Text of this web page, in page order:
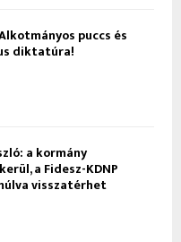
puccs és
diktatúra!
a kormány
a Fidesz-KDNP
visszatérhet